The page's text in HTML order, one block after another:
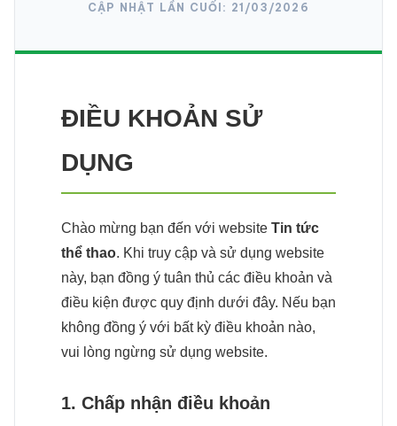
CẬP NHẬT LẦN CUỐI: 21/03/2026
ĐIỀU KHOẢN SỬ
DỤNG
Chào mừng bạn đến với website Tin tức
thể thao. Khi truy cập và sử dụng website
này, bạn đồng ý tuân thủ các điều khoản và
điều kiện được quy định dưới đây. Nếu bạn
không đồng ý với bất kỳ điều khoản nào,
vui lòng ngừng sử dụng website.
1. Chấp nhận điều khoản